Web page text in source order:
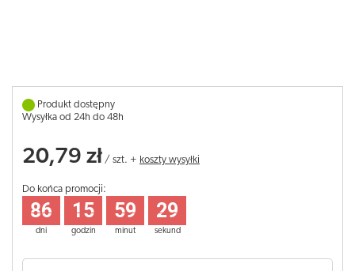
Produkt dostępny
Wysyłka od 24h do 48h
20,79 zł / szt. + koszty wysyłki
Do końca promocji:
dni
86
godzin
15
minut
59
sekund
29